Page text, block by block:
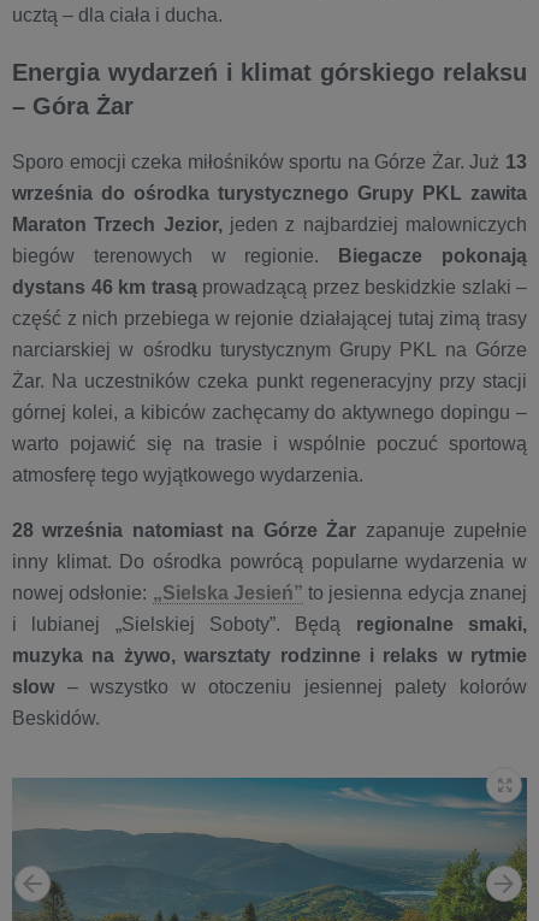
ucztą – dla ciała i ducha.
Energia wydarzeń i klimat górskiego relaksu
– Góra Żar
Sporo emocji czeka miłośników sportu na Górze Żar. Już 13
września do ośrodka turystycznego Grupy PKL zawita
Maraton Trzech Jezior,jeden z najbardziej malowniczych
biegów terenowych w regionie.
Biegacze pokonają
dystans 46 km trasą prowadzącą przez beskidzkie szlaki –
część z nich przebiega w rejonie działającej tutaj zimą trasy
narciarskiej w ośrodku turystycznym Grupy PKL na Górze
Żar. Na uczestników czeka punkt regeneracyjny przy stacji
górnej kolei, a kibiców zachęcamy do aktywnego dopingu –
warto pojawić się na trasie i wspólnie poczuć sportową
atmosferę tego wyjątkowego wydarzenia.
28 września natomiast na Górze Żar zapanuje zupełnie
inny klimat. Do ośrodka powrócą popularne wydarzenia w
nowej odsłonie: „Sielska Jesień” to jesienna edycja znanej
i lubianej „Sielskiej Soboty”. Będą regionalne smaki,
muzyka na żywo, warsztaty rodzinne i relaks w rytmie
slow– wszystko w otoczeniu jesiennej palety kolorów
Beskidów.